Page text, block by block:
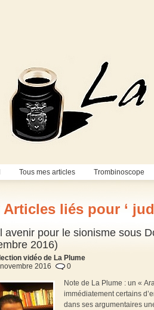
Tous mes articles Trombinoscope
Articles liés pour ‘
avenir pour le sionisme sous
2016)
vidéo de La Plume
2016
0
Note de La Plume : un «
immédiatement certains
dans ses argumentaires